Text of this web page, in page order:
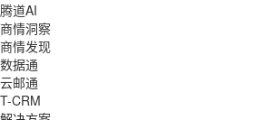
腾道AI
商情洞察
商情发现
数据通
云邮通
T-CRM